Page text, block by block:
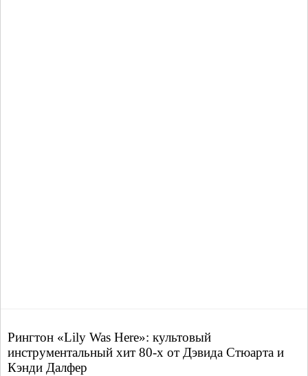
Рингтон «Lily Was Here»: культовый
инструментальный хит 80-х от Дэвида Стюарта и
Кэнди Далфер